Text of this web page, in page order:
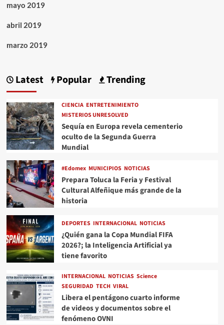
mayo 2019
abril 2019
marzo 2019
Latest Popular Trending
CIENCIA ENTRETENIMIENTO
MISTERIOS UNRESOLVED
Sequía en Europa revela cementerio
oculto de la Segunda Guerra
Mundial
#Edomex MUNICIPIOS NOTICIAS
Prepara Toluca la Feria y Festival
Cultural Alfeñique más grande de la
historia
DEPORTES INTERNACIONAL NOTICIAS
¿Quién gana la Copa Mundial FIFA
2026?; la Inteligencia Artificial ya
tiene favorito
INTERNACIONAL NOTICIAS Science
SEGURIDAD TECH VIRAL
Libera el pentágono cuarto informe
de videos y documentos sobre el
fenómeno OVNI